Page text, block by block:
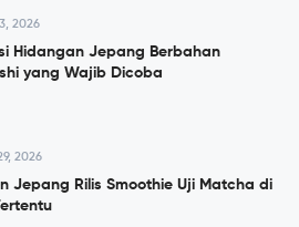
2026
Hidangan Jepang Berbahan
yang Wajib Dicoba
2026
Jepang Rilis Smoothie Uji Matcha di